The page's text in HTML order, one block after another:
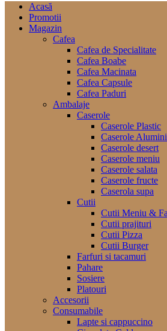
Acasă
Promotii
Magazin
Cafea
Cafea de Specialitate
Cafea Boabe
Cafea Macinata
Cafea Capsule
Cafea Paduri
Ambalaje
Caserole
Caserole Plastic
Caserole
Caserole desert
Caserole meniu
Caserole salata
Caserole fructe
Caserola supa
Cutii
Cutii Meniu &
Cutii prajituri
Cutii Pizza
Cutii Burger
Farfuri si tacamuri
Pahare
Sosiere
Platouri
Accesorii
Consumabile
Lapte si cappuccino